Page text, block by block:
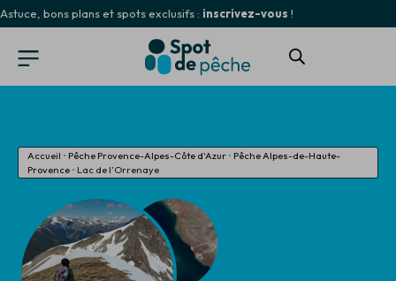
Astuce, bons plans et spots exclusifs : inscrivez-vous !
Accueil • Pêche Provence-Alpes-Côte d'Azur • Pêche Alpes-de-Haute-
Provence • Lac de l’Orrenaye